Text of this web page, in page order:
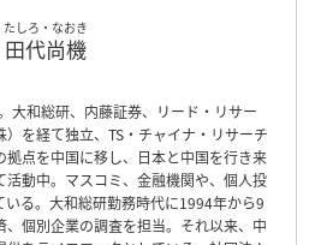
たしろ・なおき
田代尚機
大和総研、内藤証券、リード・リサー
を経て独立、TS・チャイナ・リサーチ
拠点を中国に移し、日本と中国を行き来
活動中。マスコミ、金融機関や、個人投
る。大和総研勤務時代に1994年から9
個別企業の調査を担当。それ以来、中